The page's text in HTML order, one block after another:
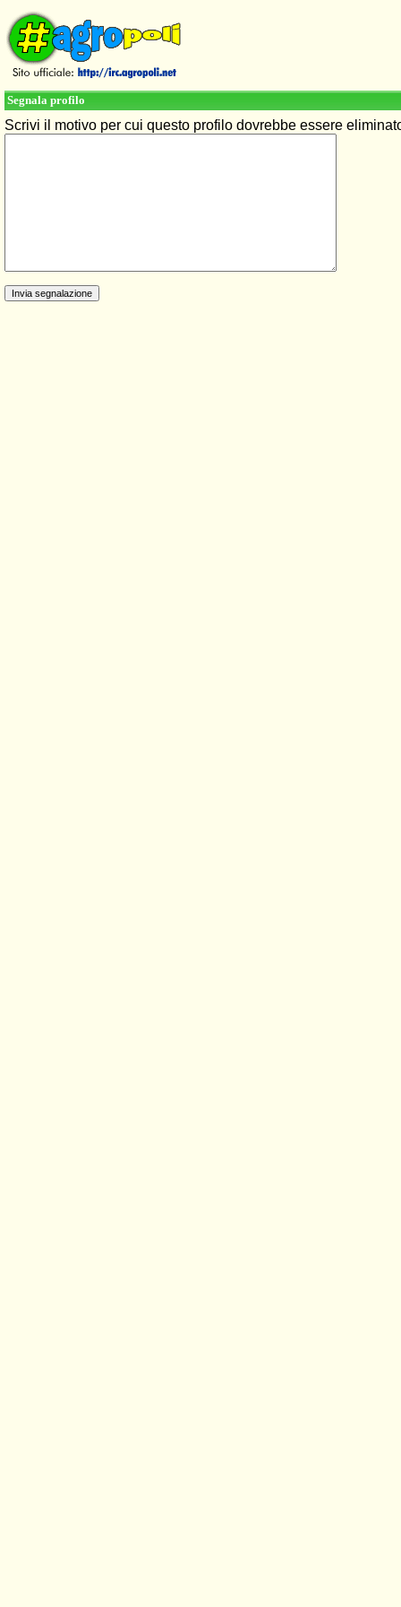
Segnala profilo
Scrivi il motivo per cui questo profilo dovrebbe essere